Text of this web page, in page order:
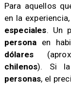
Para aquellos
en la
especiales. Un
persona en
dólares
chilenos). Si la
personas, el